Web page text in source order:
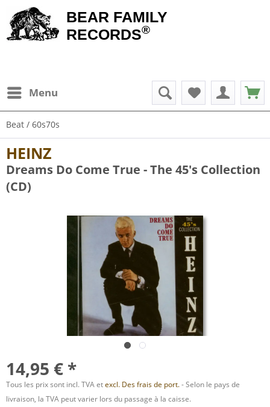
BEAR FAMILY
RECORDS®
Menu
Beat / 60s70s
HEINZ
Dreams Do Come True - The 45's Collection
(CD)
14,95 € *
Tous les prix sont incl. TVA etexcl. Des frais de port.- Selon le pays de
livraison, la TVA peut varier lors du passage à la caisse.